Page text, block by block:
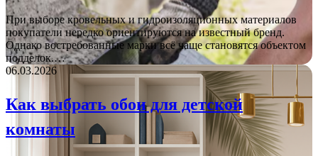
При выборе кровельных и гидроизоляционных материалов
покупатели нередко ориентируются на известный бренд.
Однако востребованные марки всё чаще становятся объектом
подделок.…
06.03.2026
Как выбрать обои для детской
комнаты